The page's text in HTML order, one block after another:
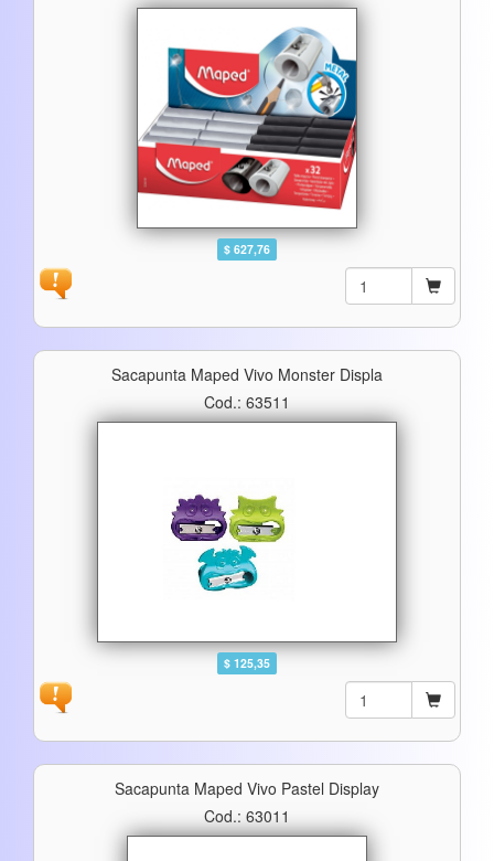
$ 627,76
Sacapunta Maped Vivo Monster Displa
Cod.: 63511
$ 125,35
Sacapunta Maped Vivo Pastel Display
Cod.: 63011